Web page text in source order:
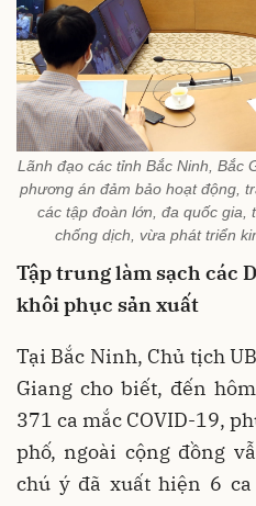
Lãnh đạo các tỉnh Bắc Ninh, Bắc
phương án đảm bảo hoạt động,
các tập đoàn lớn, đa quốc gia,
chống dịch, vừa phát triển
Tập trung làm sạch các
khôi phục sản xuất
Tại Bắc Ninh, Chủ tịch
Giang cho biết, đến
371 ca mắc COVID-19,
phố, ngoài cộng đồng
chú ý đã xuất hiện 6